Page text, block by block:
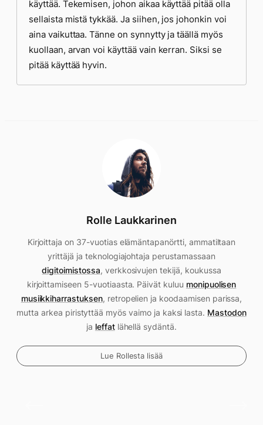
käyttää. Tekemisen, johon aikaa käyttää pitää olla
sellaista mistä tykkää. Ja siihen, jos johonkin voi
aina vaikuttaa. Tänne on synnytty ja täällä myös
kuollaan, arvan voi käyttää vain kerran. Siksi se
pitää käyttää hyvin.
Rolle Laukkarinen
Kirjoittaja on 37-vuotias elämäntapanörtti, ammatiltaan
yrittäjä ja teknologiajohtaja perustamassaan
digitoimistossa, verkkosivujen tekijä, koukussa
kirjoittamiseen 5-vuotiaasta. Päivät kuluu monipuolisen
musiikkiharrastuksen, retropelien ja koodaamisen parissa,
mutta arkea piristyttää myös vaimo ja kaksi lasta. Mastodon
ja leffatlähellä sydäntä.
Lue Rollesta lisää